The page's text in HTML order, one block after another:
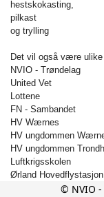
hestskokasting,
pilkast
og trylling
Det vil også være
NVIO - Trøndelag
United Vet
Lottene
FN - Sambandet
HV Wærnes
HV ungdommen
HV ungdommen
Luftkrigsskolen
Ørland Hovedflystasjon
Sjøfartsmuseet© NVIO